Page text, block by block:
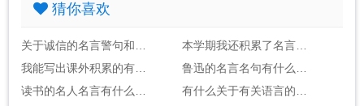
猜你喜欢